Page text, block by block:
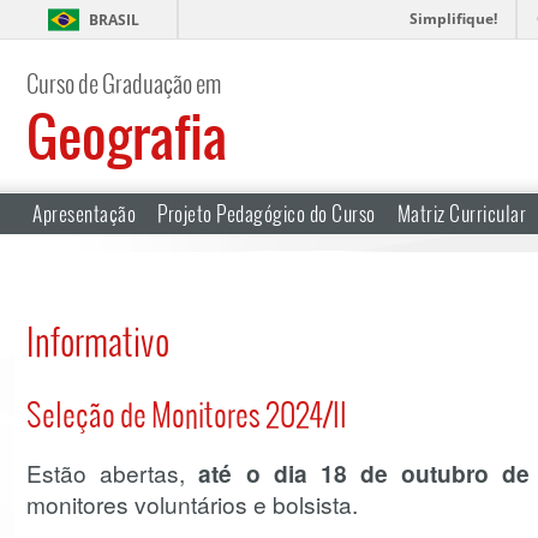
BRASIL Simplifique!
Curso de Graduação em
Geografia
Apresentação Projeto Pedagógico do Curso Matriz Curricular
Informativo
Seleção de Monitores 2024/II
Estão abertas,até o dia 18 de outubro de
monitores voluntários e bolsista.